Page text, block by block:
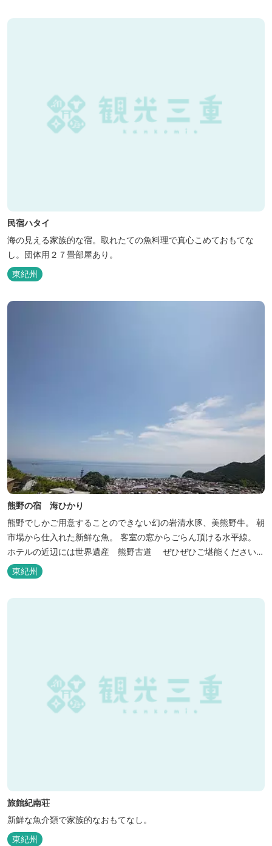
民宿ハタイ
海の見える家族的な宿。取れたての魚料理で真心こめておもてな
し。団体用２７畳部屋あり。
東紀州
熊野の宿 海ひかり
熊野でしかご用意することのできない幻の岩清水豚、美熊野牛。 朝
市場から仕入れた新鮮な魚。 客室の窓からごらん頂ける水平線。
ホテルの近辺には世界遺産 熊野古道 ぜひぜひご堪能くださいま
せ。
東紀州
旅館紀南荘
新鮮な魚介類で家族的なおもてなし。
東紀州